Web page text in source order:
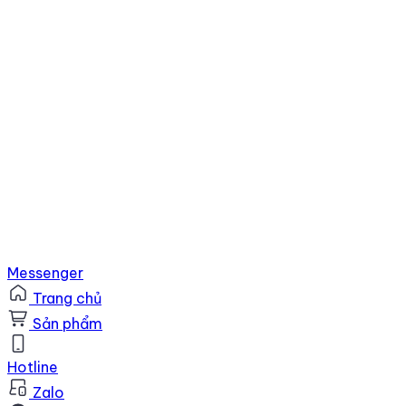
Messenger
Trang chủ
Sản phẩm
Hotline
Zalo